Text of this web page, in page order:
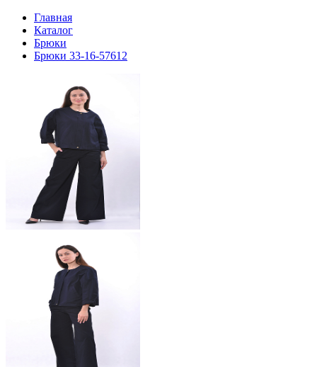
Главная
Каталог
Брюки
Брюки 33-16-57612